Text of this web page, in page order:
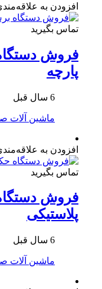
افزودن به
تماس بگیرید
فروش
پارچه
6 سال قبل
ماشین آلات
افزودن به
تماس بگیرید
فروش
پلاستیکی
6 سال قبل
ماشین آلات